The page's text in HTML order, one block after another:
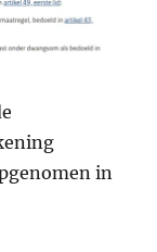
in